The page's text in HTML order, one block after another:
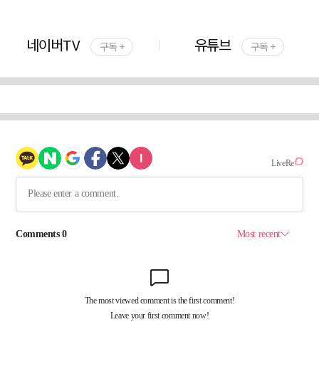
네이버TV 구독 + 유튜브 구독 +